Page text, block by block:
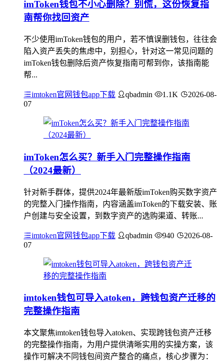
imToken钱包不小心删除？别慌，这份恢复指
南帮你找回资产
不少使用imToken钱包的用户，若不慎误删钱包，往往会
陷入资产丢失的焦虑中，别担心，针对这一常见问题的
imToken钱包删除后资产恢复指南可帮到你，该指南能
帮...
imtoken官网钱包app下载 qbadmin 1.1K
2026-08-
07
imToken怎么买？新手入门完整操作指南
（2024最新）
针对新手群体，提供2024年最新版imToken购买数字资产
的完整入门操作指南，内容涵盖imToken的下载安装、账
户创建与安全设置，到数字资产的选购渠道、转账...
imtoken官网钱包app下载 qbadmin 940
2026-08-
07
imtoken钱包可导入atoken，跨钱包资产迁移的
完整操作指南
本文聚焦imtoken钱包导入atoken、实现跨钱包资产迁移
的完整操作指南，为用户提供清晰实用的实操方案，该
操作可解决不同钱包间资产整合的痛点，核心步骤为：